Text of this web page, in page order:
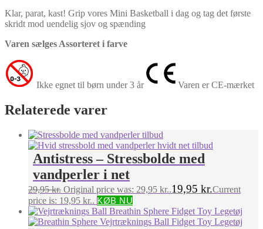
Klar, parat, kast! Grip vores Mini Basketball i dag og tag det første
skridt mod uendelig sjov og spænding
Varen sælges Assorteret i farve
Ikke egnet til børn under 3 år Varen er CE-mærket
Relaterede varer
Antistress – Stressbolde med
vandperler i net
29,95kr. Original price was: 29,95 kr..19,95 kr.Current
price is: 19,95 kr.. KØB NU